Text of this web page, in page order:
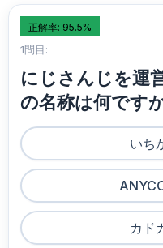
正解率: 95.5%
1問目:
にじさんじを運
の名称は何です
いち
カド